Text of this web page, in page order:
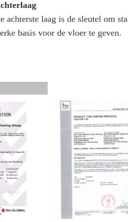
achterste laag is de sleutel om
basis voor de vloer te geven.